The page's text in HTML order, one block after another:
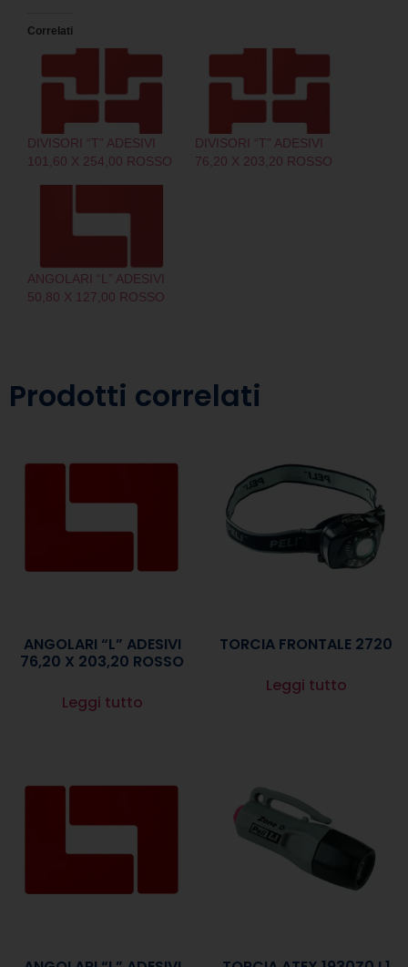
Correlati
DIVISORI “T” ADESIVI
101,60 X 254,00 ROSSO
DIVISORI “T” ADESIVI
76,20 X 203,20 ROSSO
ANGOLARI “L” ADESIVI
50,80 X 127,00 ROSSO
Prodotti correlati
ANGOLARI “L” ADESIVI
76,20 X 203,20 ROSSO
Leggi tutto
TORCIA FRONTALE 2720
Leggi tutto